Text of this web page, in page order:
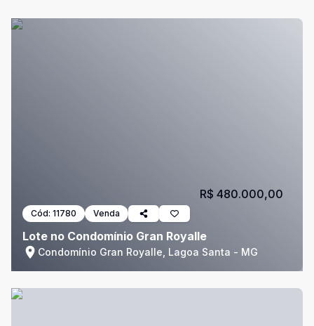
Cód: 11780 Venda
Lote no Condomínio Gran Royalle
Condomínio Gran Royalle, Lagoa Santa - MG
R$ 480.000,00